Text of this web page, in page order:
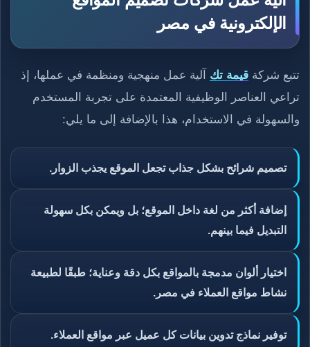
الإلكترونية في مصر
تتبع شركة قيمة تك آلية عمل منهجية ومنظمة في عملها، إذ
تراعي العناصر الوظيفية المعتمدة على تجربة المستخدم
والسهولة في الاستخدام، هذا بالإضافة إلى ما يلي:
تصميم شرائح بشكل جذاب تجعل الموقع يجذب الزوار.
إضافة أكثر من لغة داخل الموقع؛ بل ويمكن بكل سهولة
التبديل فيما بينهم.
اختيار ألوان مدمجة بالمواقع بكل دقة وعناية؛ طبقًا لطبيعة
نشاط مواقع العملاء في مصر.
توفير نماذج تدوين بيانات كل عميل عبر مواقع العملاء.